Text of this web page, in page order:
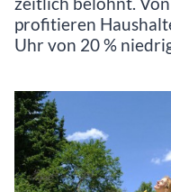
profitieren
Uhr von 20 %